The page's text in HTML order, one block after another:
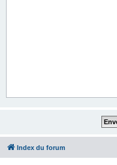
Index du forum